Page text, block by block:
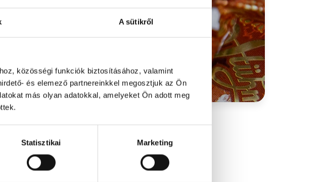
A sütikről
közösségi funkciók biztosításához, valamint
és elemező partnereinkkel megosztjuk az Ön
más olyan adatokkal, amelyeket Ön adott meg
Statisztikai Marketing
9 999 Ft